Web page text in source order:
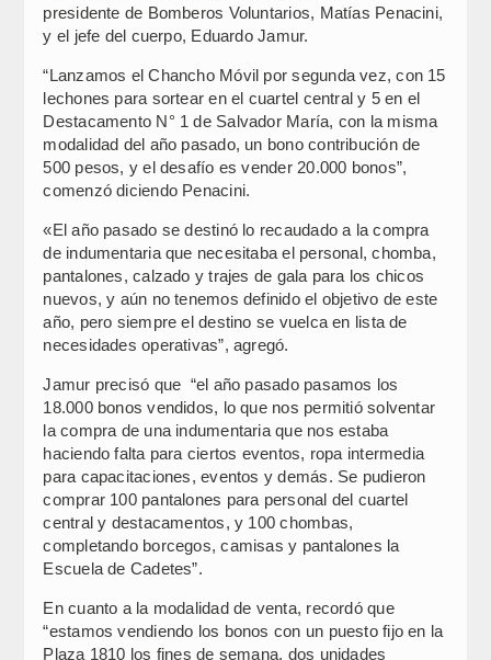
presidente de Bomberos Voluntarios, Matías Penacini,
y el jefe del cuerpo, Eduardo Jamur.
“Lanzamos el Chancho Móvil por segunda vez, con 15
lechones para sortear en el cuartel central y 5 en el
Destacamento N° 1 de Salvador María, con la misma
modalidad del año pasado, un bono contribución de
500 pesos, y el desafío es vender 20.000 bonos”,
comenzó diciendo Penacini.
«El año pasado se destinó lo recaudado a la compra
de indumentaria que necesitaba el personal, chomba,
pantalones, calzado y trajes de gala para los chicos
nuevos, y aún no tenemos definido el objetivo de este
año, pero siempre el destino se vuelca en lista de
necesidades operativas”, agregó.
Jamur precisó que “el año pasado pasamos los
18.000 bonos vendidos, lo que nos permitió solventar
la compra de una indumentaria que nos estaba
haciendo falta para ciertos eventos, ropa intermedia
para capacitaciones, eventos y demás. Se pudieron
comprar 100 pantalones para personal del cuartel
central y destacamentos, y 100 chombas,
completando borcegos, camisas y pantalones la
Escuela de Cadetes”.
En cuanto a la modalidad de venta, recordó que
“estamos vendiendo los bonos con un puesto fijo en la
Plaza 1810 los fines de semana, dos unidades